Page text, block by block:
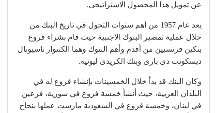
عن تمويل هذا المحصول الاستراتيجى.
يعد عام 1957 من أهم سنوات التحول قي تاريخ البنك من
خلال عملية تمصير البنوك الاجنبية حيث قام بشراء فروع
بنكين فرنسيين من أقدم وأهم البنوك وهما الكنتوار ناسيونال
ديسكونت دى بارى وبنك الكريدى ليونيه.
وكان البنك قد بدأ خلال الخمسينات بإنشاء فروع له في
البلدان العربية، حيث أنشأ خمسة فروع في سورية، فرعين
في لبنان، وخمسة فروع في السعودية مارست عملها بنجاح